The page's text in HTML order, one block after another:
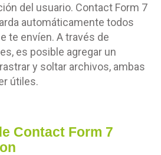
del usuario. Contact Form 7
automáticamente todos
te envíen. A través de
es posible agregar un
y soltar archivos, ambas
útiles.
Contact Form 7